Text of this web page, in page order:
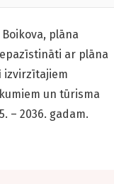
plāna
ar plāna
izvirzītajiem
un tūrisma
– 2036. gadam.